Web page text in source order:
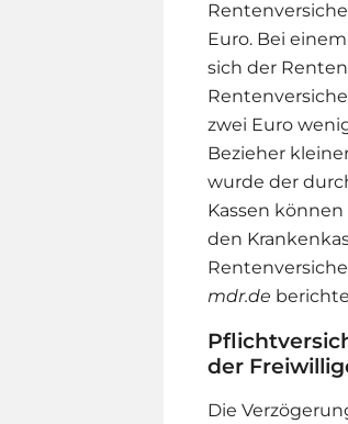
Euro. Bei
sich der
zwei Euro
Bezieher
wurde der
Kassen
den
mdr.de
der
Die